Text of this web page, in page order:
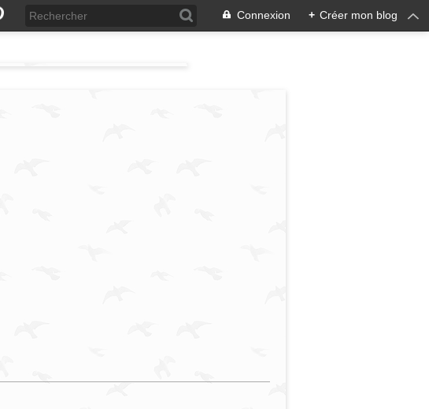
Connexion + Créer mon blog